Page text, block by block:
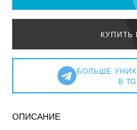
КУПИТЬ
БОЛЬШЕ
В
ОПИСАНИЕ